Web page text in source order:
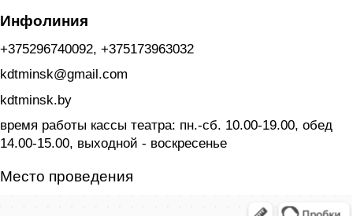
Инфолиния
+375296740092, +375173963032
kdtminsk@gmail.com
kdtminsk.by
время работы кассы театра: пн.-сб. 10.00-19.00, обед
14.00-15.00, выходной - воскресенье
Место проведения